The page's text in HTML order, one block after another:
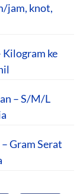
jam, knot,
Kilogram ke
– S/M/L
Gram Serat